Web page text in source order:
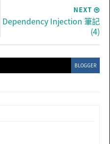
NEXT
Dependency Injection 筆記
(4)
BLOGGER